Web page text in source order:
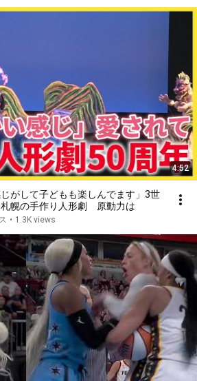
4:52
じがして子どもも楽しんでます」3世
幌の手作り人形劇 原動力は
• 1.3K views